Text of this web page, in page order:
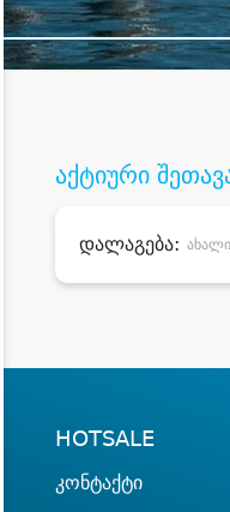
აქტიური
დალაგება: ახალი
HOTSALE
კონტაქტი